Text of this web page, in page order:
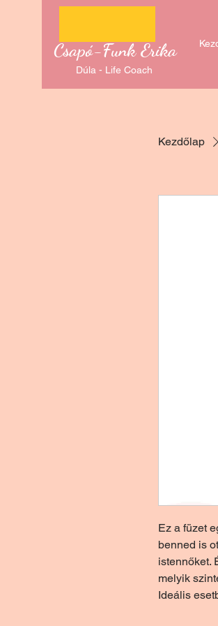
Csapó-Funk Erika
Dúla - Life Coach
Kezdőlap
Ez a füzet
benned is
istennőket.
melyik
Ideális